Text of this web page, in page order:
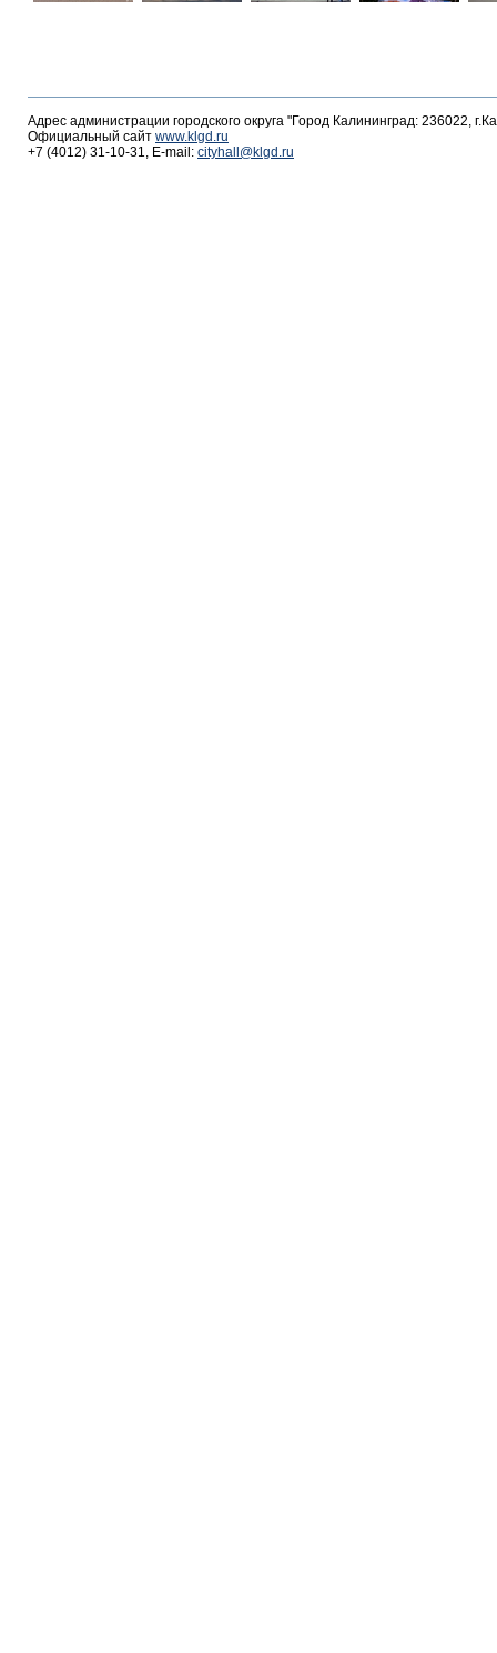
Адрес администрации городского округа "Город Калининград: 236022,
Официальный сайт www.klgd.ru
+7 (4012) 31-10-31, E-mail: cityhall@klgd.ru